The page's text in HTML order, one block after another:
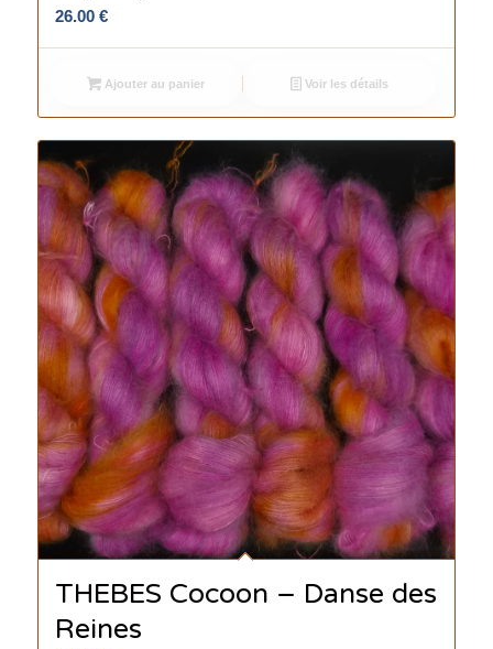
26.00 €
Ajouter au panier Voir les détails
THEBES Cocoon – Danse des
Reines